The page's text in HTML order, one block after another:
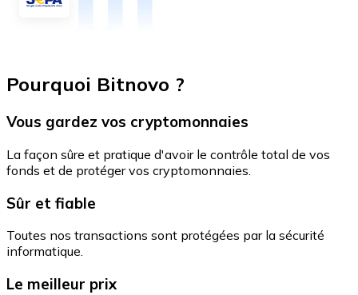
Pourquoi Bitnovo ?
Vous gardez vos cryptomonnaies
La façon sûre et pratique d'avoir le contrôle total de vos
fonds et de protéger vos cryptomonnaies.
Sûr et fiable
Toutes nos transactions sont protégées par la sécurité
informatique.
Le meilleur prix